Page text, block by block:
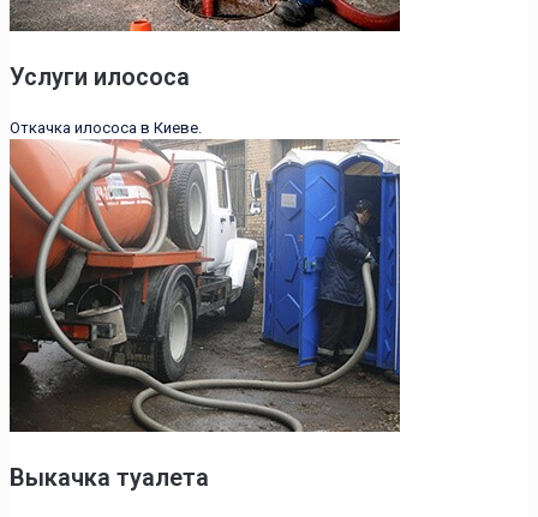
Услуги илососа
Откачка илососа в Киеве.
Выкачка туалета